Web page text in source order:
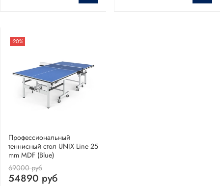
-20%
Профессиональный
теннисный стол UNIX Line 25
mm MDF (Blue)
69000 руб
54890 руб